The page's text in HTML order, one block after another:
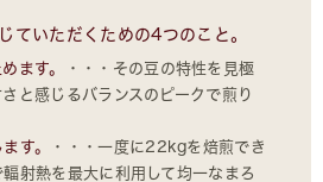
ていただくための4つのこと。
ます。
・・・その豆の特性を見極
と感じるバランスのピークで煎り
す。
・・・一度に22kgを焙煎でき
射熱を最大に利用して均一なまろ